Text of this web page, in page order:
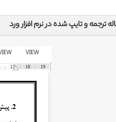
ترجمه و تایپ شده در نرم افزار ورد